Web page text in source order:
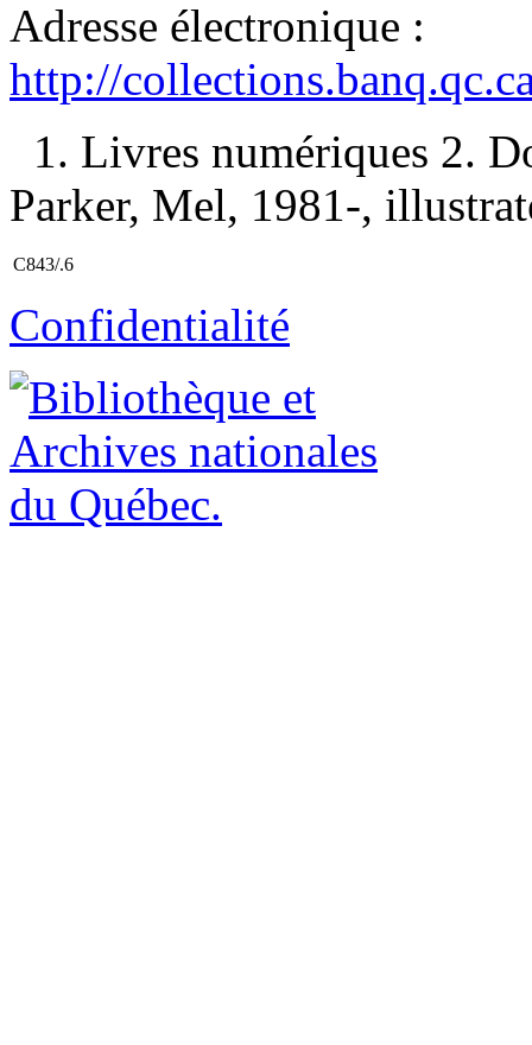
Adresse électronique :
http://
1. Livres numériques 2.
Parker, Mel, 1981-,
C843/.6
Confidentialité